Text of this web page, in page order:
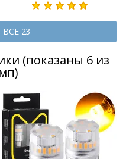
23
(показаны 6 из